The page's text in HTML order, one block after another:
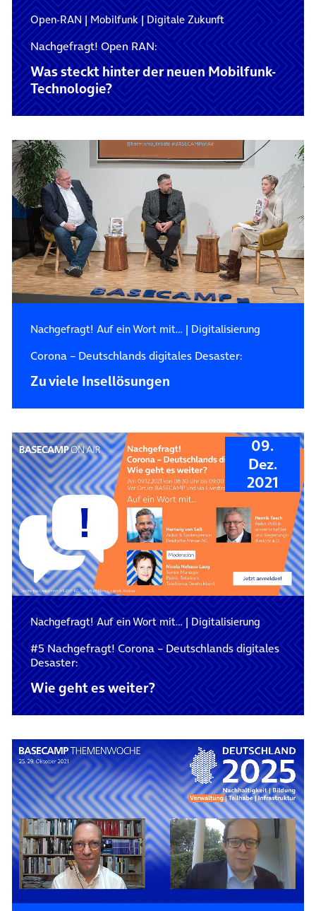
Open-RAN|Mobilfunk|Digitale Zukunft
Nachgefragt! Open RAN:
Was steckt hinter der neuen Mobilfunk-
Technologie?
Nachgefragt! Auf ein Wort mit… | Digitalisierung
Corona – Deutschlands digitales Desaster:
Zu viele Insellösungen
09.
Dez.
2021
Nachgefragt! Auf ein Wort mit…|Digitalisierung
#5 Nachgefragt! Corona – Deutschlands digitales
Desaster:
Wie geht es weiter?